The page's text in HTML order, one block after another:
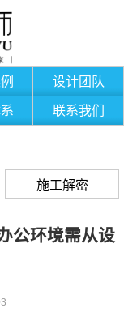
设计团队
联系我们
施工解密
公环境需从设